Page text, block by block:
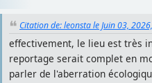
Citation de: leonsta le Juin 03,
effectivement, le lieu est très
reportage serait complet en
parler de l'aberration